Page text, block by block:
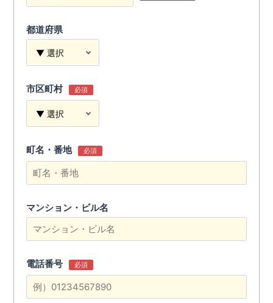
都道府県
市区町村 必須
町名・番地 必須
マンション・ビル名
電話番号 必須